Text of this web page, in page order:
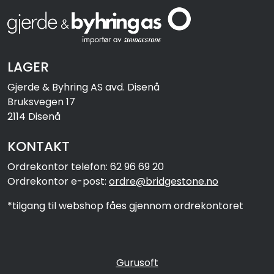
LAGER
Gjerde & Byhring AS avd. Disenå
Bruksvegen 17
2114 Disenå
KONTAKT
Ordrekontor telefon: 62 96 69 20
Ordrekontor e-post: ordre@bridgestone.no
*tilgang til webshop fåes gjennom ordrekontoret
Gurusoft